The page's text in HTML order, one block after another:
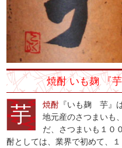
焼酎 いも麹 『
芋 焼酎 『いも麹 芋』
地元産のさつまいも
だ、さつまいも１０
酎としては、業界で初めて、